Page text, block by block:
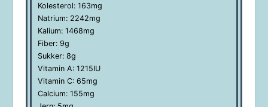
Kolesterol: 163mg
Natrium: 2242mg
Kalium: 1468mg
Fiber: 9g
Sukker: 8g
Vitamin A: 1215IU
Vitamin C: 65mg
Calcium: 155mg